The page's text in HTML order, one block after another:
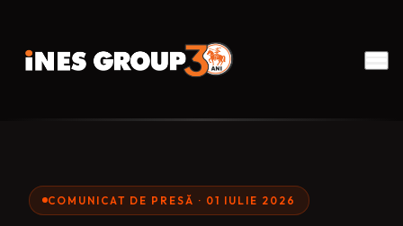
COMUNICAT DE PRESĂ · 01 IULIE 2026